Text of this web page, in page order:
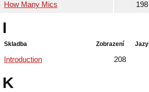
How Many Mics 198
I
Skladba Zobrazení
Introduction 208
K